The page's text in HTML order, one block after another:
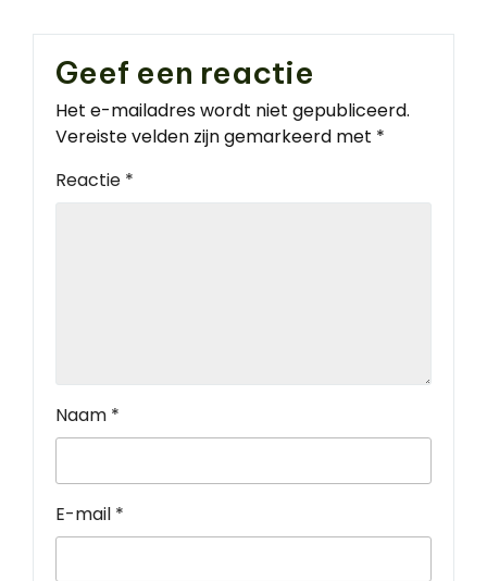
Geef een reactie
Het e-mailadres wordt niet gepubliceerd.
Vereiste velden zijn gemarkeerd met *
Reactie *
Naam *
E-mail *